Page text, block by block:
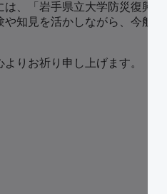
、「岩手県立大学防災復興
知見を活かしながら、今般
りお祈り申し上げます。